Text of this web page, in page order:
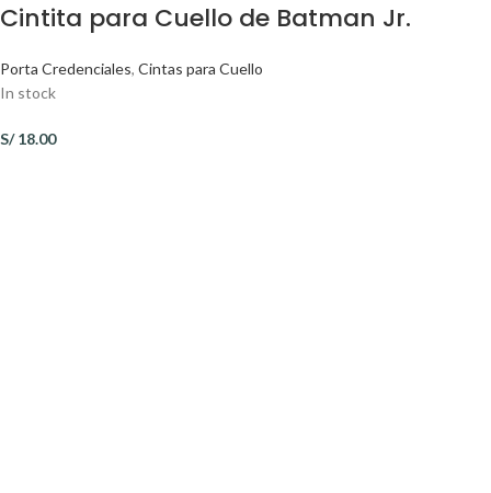
Cintita para Cuello de Batman Jr.
Porta Credenciales, Cintas para Cuello
In stock
S/18.00